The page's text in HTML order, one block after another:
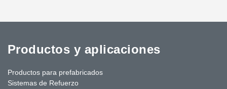
Productos y aplicaciones
Productos para prefabricados
Sistemas de Refuerzo